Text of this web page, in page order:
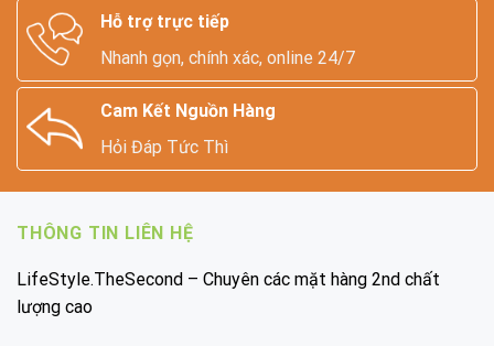
Hỗ trợ trực tiếp
Nhanh gọn, chính xác, online 24/7
Cam Kết Nguồn Hàng
Hỏi Đáp Tức Thì
THÔNG TIN LIÊN HỆ
LifeStyle.TheSecond – Chuyên các mặt hàng 2nd chất
lượng cao